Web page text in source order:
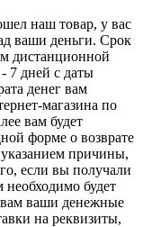
наш товар, у вас
ваши деньги. Срок
дистанционной
- 7 дней с даты
денег вам
магазина по
вам будет
форме о возврате
причины,
если вы получали
необходимо будет
ваши денежные
на реквизиты,